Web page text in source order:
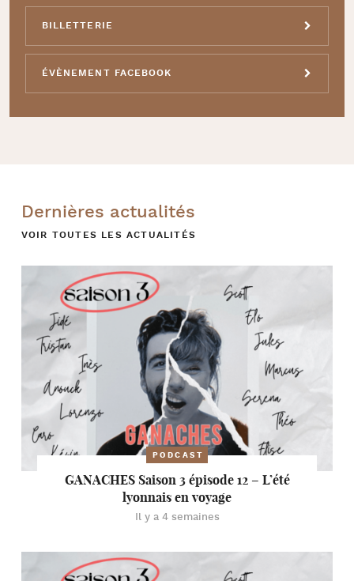
BILLETTERIE
ÉVÈNEMENT FACEBOOK
Dernières actualités
VOIR TOUTES LES ACTUALITÉS
PODCAST
GANACHES Saison 3 épisode 12 – L’été
lyonnais en voyage
Il y a 4 semaines